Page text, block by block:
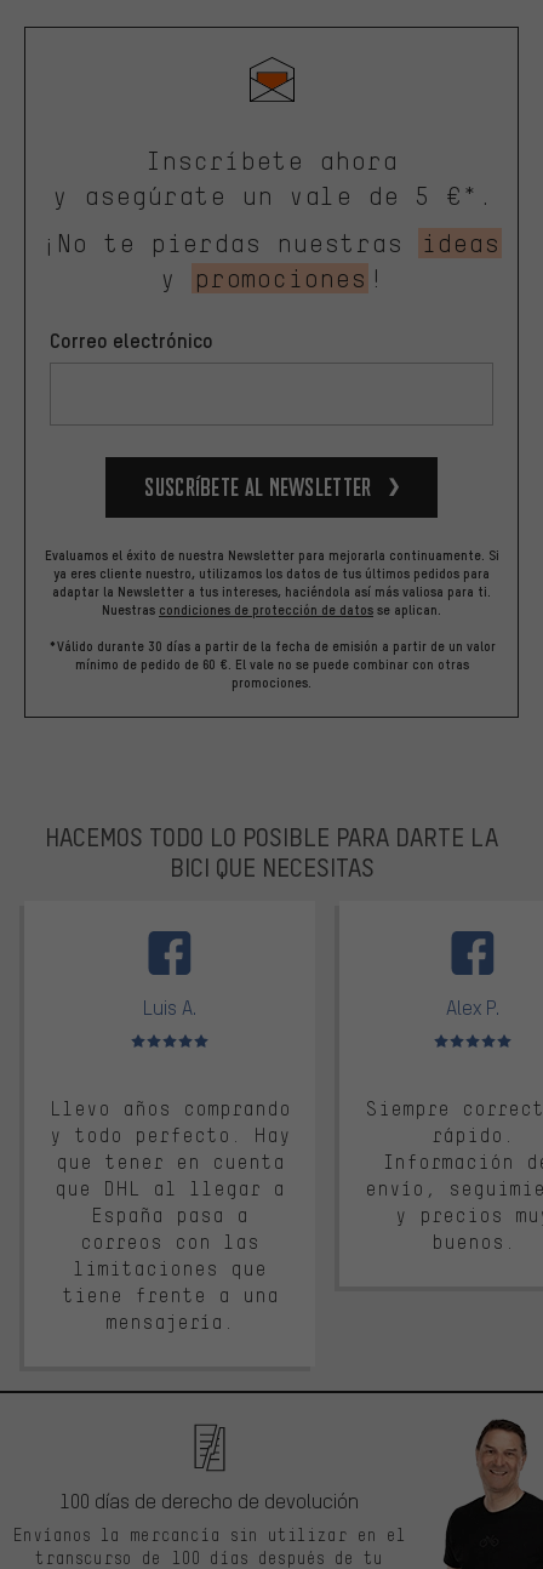
Inscríbete ahora
y asegúrate un vale de 5 €*.
¡No te pierdas nuestras
ideas
y
promociones !
Correo electrónico
Suscríbete al newsletter
Evaluamos el éxito de nuestra Newsletter para mejorarla continuamente. Si
ya eres cliente nuestro, utilizamos los datos de tus últimos pedidos para
adaptar la Newsletter a tus intereses, haciéndola así más valiosa para ti.
Nuestras condiciones de protección de datos se aplican.
*Válido durante 30 días a partir de la fecha de emisión a partir de un valor
mínimo de pedido de 60 €. El vale no se puede combinar con otras
promociones.
HACEMOS TODO LO POSIBLE PARA DARTE LA
BICI QUE NECESITAS
Luis A.
Valoración media: 5 de 5
Llevo años comprando
y todo perfecto. Hay
que tener en cuenta
que DHL al llegar a
España pasa a
correos con las
limitaciones que
tiene frente a una
mensajería.
Alex P.
Valoración
Siempre
rápido.
Información
envío,
y precios
buenos.
100 días de derecho de devolución
Envíanos la mercancía sin utilizar en el
transcurso de 100 días después de tu